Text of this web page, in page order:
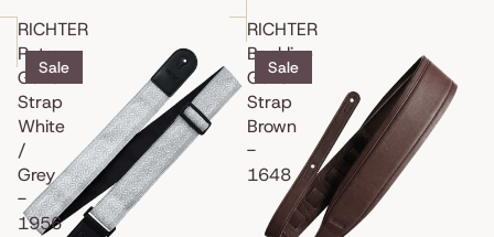
RICHTER
Retro
Guitar
Strap
White
/
Grey
-
1956
Sale
RICHTER
Backline
Guitar
Strap
Brown
-
1648
Sale